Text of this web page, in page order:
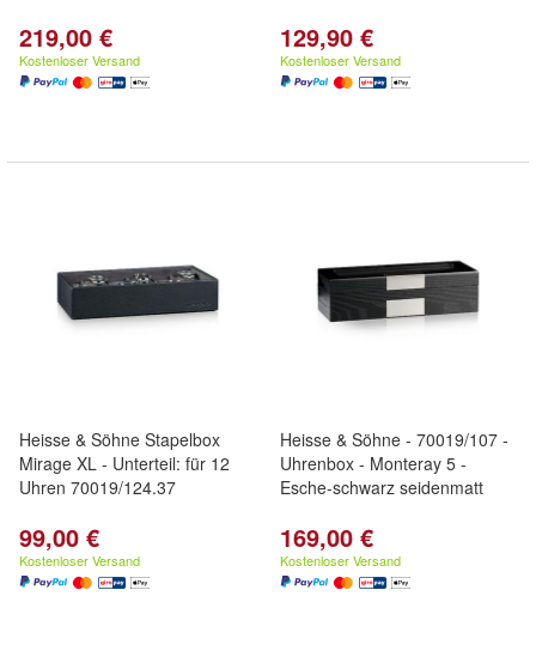
219,00 €
Kostenloser Versand
129,90 €
Kostenloser Versand
Heisse & Söhne Stapelbox
Mirage XL - Unterteil: für 12
Uhren 70019/124.37
99,00 €
Kostenloser Versand
Heisse & Söhne - 70019/107 -
Uhrenbox - Monteray 5 -
Esche-schwarz seidenmatt
169,00 €
Kostenloser Versand